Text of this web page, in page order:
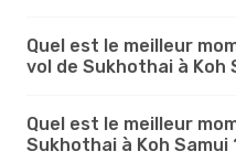
Quel est le meilleur
vol de Sukhothai à Koh
Quel est le meilleur
Sukhothai à Koh Samui